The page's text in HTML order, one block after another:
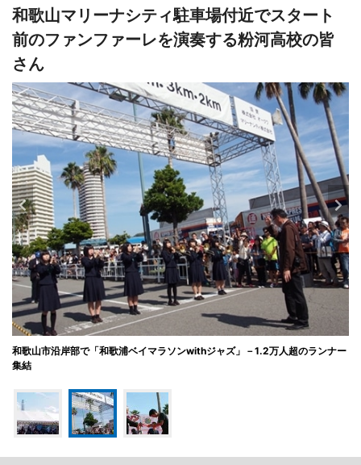
和歌山マリーナシティ駐車場付近でスタート
前のファンファーレを演奏する粉河高校の皆
さん
和歌山市沿岸部で「和歌浦ベイマラソンwithジャズ」－1.2万人超のランナー
集結